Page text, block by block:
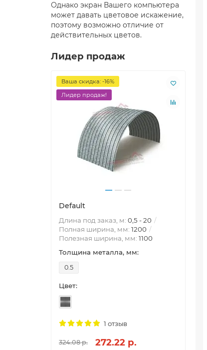
Однако экран Вашего компьютера
может давать цветовое искажение,
поэтому возможно отличие от
действительных цветов.
Лидер продаж
Ваша скидка: -16%
Лидер продаж!
Default
Длина под заказ, м: 0,5 - 20
Полная ширина, мм: 1200
Полезная ширина, мм: 1100
Толщина металла, мм:
0.5
Цвет:
1 отзыв
324.08 р. 272.22 р.